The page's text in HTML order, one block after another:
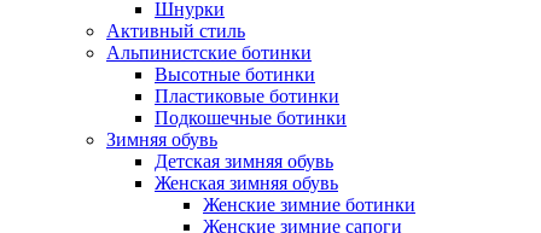
Шнурки
Активный стиль
Альпинистские ботинки
Высотные ботинки
Пластиковые ботинки
Подкошечные ботинки
Зимняя обувь
Детская зимняя обувь
Женская зимняя обувь
Женские зимние ботинки
Женские зимние сапоги